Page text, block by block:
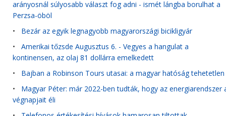
arányosnál súlyosabb választ fog adni - ismét lángba borulhat a
Perzsa-öböl
• Bezár az egyik legnagyobb magyarországi bicikligyár
• Amerikai tőzsde Augusztus 6. - Vegyes a hangulat a
kontinensen, az olaj 81 dollárra emelkedett
• Bajban a Robinson Tours utasai: a magyar hatóság tehetetlen
• Magyar Péter: már 2022-ben tudták, hogy az energiarendszer
végnapjait éli